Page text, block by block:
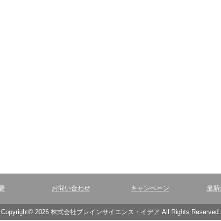
お問い合わせ キャンペーン 最新
Copyright© 2026 株式会社ブレインサイエンス・イデア All Rights Reserved.